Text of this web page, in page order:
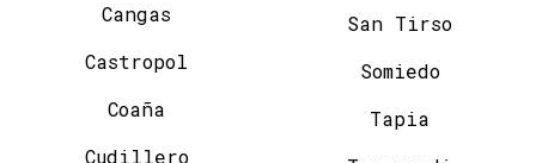
Cangas
Castropol
Coaña
Cudillero
San Tirso
Somiedo
Tapia